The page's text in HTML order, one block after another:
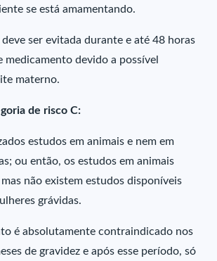
se está amamentando.
ser evitada durante e até 48 horas
medicamento devido a possível
materno.
de risco C:
estudos em animais e nem em
ou então, os estudos em animais
não existem estudos disponíveis
grávidas.
é absolutamente contraindicado nos
de gravidez e após esse período, só